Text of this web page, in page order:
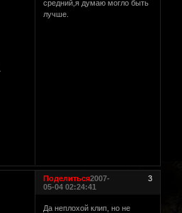
средний,я думаю могло быть
лучше.
Поделиться 3
2007-
05-04 02:24:41
Да неплохой клип, но не